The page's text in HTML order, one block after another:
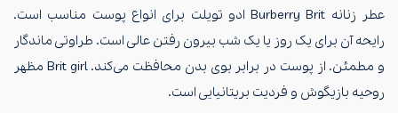
عطر زنانه Burberry Brit ادو تویلت برای انواع پوست مناسب است.
رایحه آن برای یک روز یا یک شب بیرون رفتن عالی است. طراوتی ماندگار
و مطمئن. از پوست در برابر بوی بدن محافظت می‌کند. Brit girl مظهر
روحیه بازیگوش و فردیت بریتانیایی است.